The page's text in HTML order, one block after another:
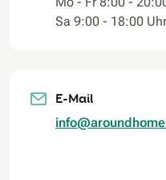
Sa 9:00 - 18:00 Uhr
E-Mail